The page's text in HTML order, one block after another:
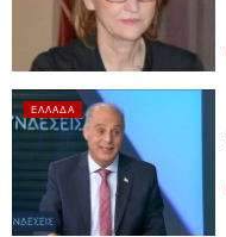
ΕΛΛΆΔΑ